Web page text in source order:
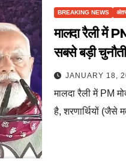
BREAKING NEWS
मालदा रैली में
सबसे बड़ी
JANUARY 18,
मालदा रैली में PM
है, शरणार्थियों (जैसे